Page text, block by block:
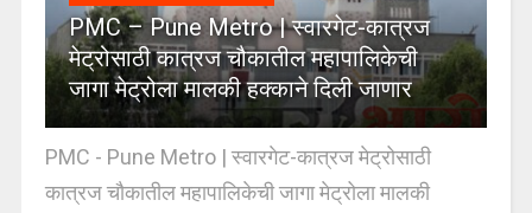
PMC – Pune Metro | स्वारगेट-कात्रज
मेट्रोसाठी कात्रज चौकातील महापालिकेची
जागा मेट्रोला मालकी हक्काने दिली जाणार
PMC - Pune Metro | स्वारगेट-कात्रज मेट्रोसाठी
कात्रज चौकातील महापालिकेची जागा मेट्रोला मालकी